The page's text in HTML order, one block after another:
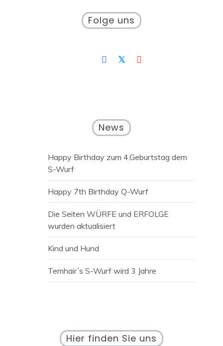
Folge uns
News
Happy Birthday zum 4.Geburtstag dem
S-Wurf
Happy 7th Birthday Q-Wurf
Die Seiten WÜRFE und ERFOLGE
wurden aktualisiert
Kind und Hund
Temhair´s S-Wurf wird 3 Jahre
Hier finden Sie uns